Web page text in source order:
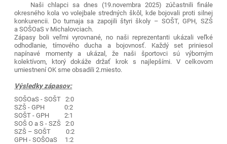
Naši chlapci sa dnes (19.novembra 2025) zúčastnili finále
okresného kola vo volejbale stredných škôl, kde bojovali proti silnej
konkurencii. Do turnaja sa zapojili štyri školy – SOŠT, GPH, SZŠ
a SOŠOaS v Michalovciach.
Zápasy boli veľmi vyrovnané, no naši reprezentanti ukázali veľké
odhodlanie, tímového ducha a bojovnosť. Každý set priniesol
napínavé momenty a ukázal, že naši športovci sú výborným
kolektívom, ktorý dokáže držať krok s najlepšími. V celkovom
umiestnení OK sme obsadili 2.miesto.
Výsledky zápasov:
SOŠOaS - SOŠT 2:0
SZŠ - GPH 0:2
SOŠT - GPH 2:1
SOŠ O a S - SZŠ 2:0
SZŠ – SOŠT 0:2
GPH - SOŠOaS 1:2